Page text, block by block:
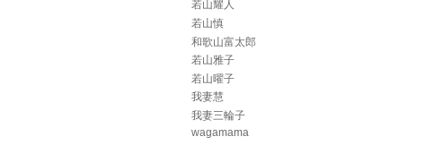
若山耀人
若山慎
和歌山富太郎
若山雅子
若山曜子
我妻慧
我妻三輪子
wagamama